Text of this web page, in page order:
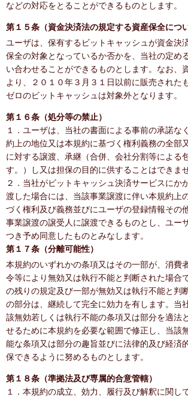
などの対応をとることができるものとします。
第１５条（資金決済法の規定する資産保全につ
ユーザは、保有するビットキャッシュが資金決
保全の対象となっているか否かを、当社の定め
い合わせることができるものとします。なお、
より、２０１０年３月３１日以前に販売された
ゼロのビットキャッシュは対象外となります。
第１６条（処分等の禁止）
１．ユーザは、当社の書面による事前の承諾な
約上の地位又は本規約に基づく権利義務の全部
に対する譲渡、承継（合併、会社分割等による
す。）し又は担保の目的に供することはできませ
２．当社がビットキャッシュ決済サービスにか
渡した場合には、当該事業譲渡に伴い本規約上
づく権利及び義務並びにユーザの登録情報その
事業譲渡の譲受人に譲渡できるものとし、ユー
つき予め同意したものとみなします。
第１７条（分離可能性）
本規約のいずれかの条項又はその一部が、消費
令等により無効又は執行不能と判断された場合
の残りの規定及び一部が無効又は執行不能と判
の部分は、継続して完全に効力を有します。当
該無効若しくは執行不能の条項又は部分を適法
せるために本規約を必要な範囲で修正し、当該
能な条項又は部分の趣旨並びに法律的及び経済
保できるように努めるものとします。
第１８条（準拠法及び専属的合意管轄）
１．本規約の成立、効力、履行及び解釈に関し